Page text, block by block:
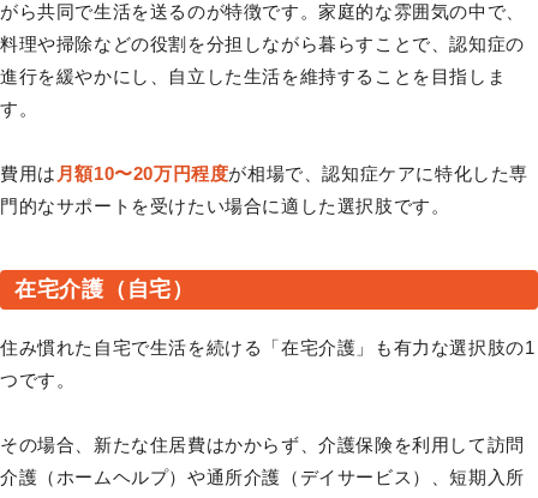
がら共同で生活を送るのが特徴です。家庭的な雰囲気の中で、
料理や掃除などの役割を分担しながら暮らすことで、認知症の
進行を緩やかにし、自立した生活を維持することを目指しま
す。
費用は 月額10〜20万円程度が相場で、認知症ケアに特化した専
門的なサポートを受けたい場合に適した選択肢です。
在宅介護（自宅）
住み慣れた自宅で生活を続ける「在宅介護」も有力な選択肢の1
つです。
その場合、新たな住居費はかからず、介護保険を利用して訪問
介護（ホームヘルプ）や通所介護（デイサービス）、短期入所